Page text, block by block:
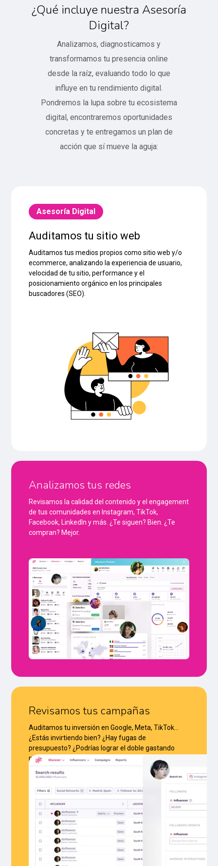
¿Qué incluye nuestra Asesoría
Digital?
Analizamos, diagnosticamos y
transformamos tu presencia online
desde la raíz, evaluando todo lo que
influye en tu rendimiento digital.
Pondremos la lupa sobre tu ecosistema
digital, encontraremos oportunidades
concretas y te entregamos un plan de
acción que sí mueve la aguja:
Asesoría Digital
Auditamos tu sitio web
Auditamos tus medios propios como sitio web y/o
ecommerce, analizando la experiencia de usuario,
velocidad de tu sitio, performance y el
posicionamiento orgánico en los principales
buscadores (SEO).
Analizamos tus redes
Revisamos la calidad del contenido y el engagement
de tus comunidades en Instagram, TikTok,
Facebook, LinkedIn y más. ¿Te siguen? Bien. ¿Te
compran? Mejor.
Revisamos tus campañas
Auditamos tu inversión en Google, Meta, TikTok…
¿Estás invirtiendo bien? ¿Hay fugas de
presupuesto? ¿Podrías lograr el doble gastando
menos? Lo sabrás